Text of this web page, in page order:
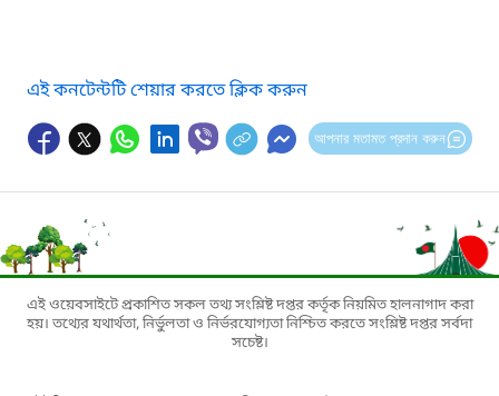
এই কনটেন্টটি শেয়ার করতে ক্লিক করুন
আপনার মতামত প্রদান করুন
এই ওয়েবসাইটে প্রকাশিত সকল তথ্য সংশ্লিষ্ট দপ্তর কর্তৃক নিয়মিত হালনাগাদ করা
হয়। তথ্যের যথার্থতা, নির্ভুলতা ও নির্ভরযোগ্যতা নিশ্চিত করতে সংশ্লিষ্ট দপ্তর সর্বদা
সচেষ্ট।